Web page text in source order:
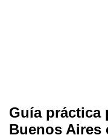
Guía práctica
Buenos Aires